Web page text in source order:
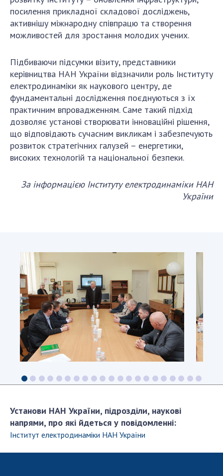
посилення прикладної складової досліджень,
активнішу міжнародну співпрацю та створення
можливостей для зростання молодих учених.
Підбиваючи підсумки візиту, представники
керівництва НАН України відзначили роль Інституту
електродинаміки як наукового центру, де
фундаментальні дослідження поєднуються з їх
практичним впровадженням. Саме такий підхід
дозволяє установі створювати інноваційні рішення,
що відповідають сучасним викликам і забезпечують
розвиток стратегічних галузей – енергетики,
високих технологій та національної безпеки.
За інформацією Інституту електродинаміки НАН
України
Установи НАН України, підрозділи, наукові
напрями, про які йдеться у повідомленні:
Інститут електродинаміки НАН України